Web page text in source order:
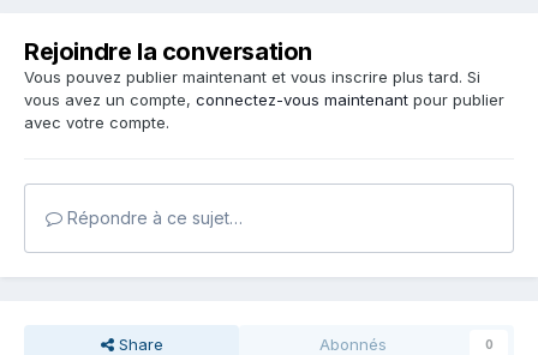
Rejoindre la conversation
Vous pouvez publier maintenant et vous inscrire plus tard. Si
vous avez un compte, connectez-vous maintenant pour publier
avec votre compte.
Répondre à ce sujet…
Share Abonnés 0